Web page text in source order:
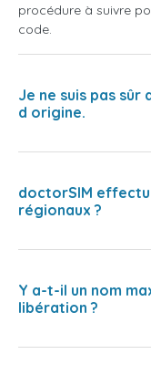
procédure à suivre
code.
Je ne suis pas
d origine.
doctorSIM
régionaux ?
Y a-t-il un nom
libération ?